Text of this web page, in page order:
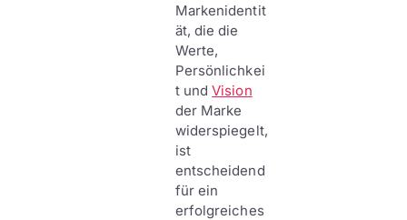
Markenidentit
ät, die die
Werte,
Persönlichkei
t undVision
der Marke
widerspiegelt,
ist
entscheidend
für ein
erfolgreiches